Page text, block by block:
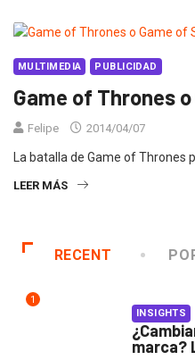
MULTIMEDIA PUBLICIDAD
Game of Thrones
Felipe 2014/04/07
La batalla de Game of Thrones
LEER MÁS
RECENT
1
INSIGHTS
marca?